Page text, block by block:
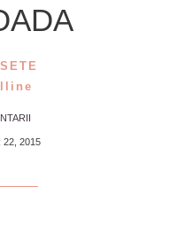
22, 2015